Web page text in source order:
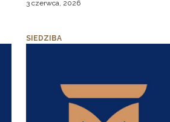
3 czerwca, 2026
SIEDZIBA